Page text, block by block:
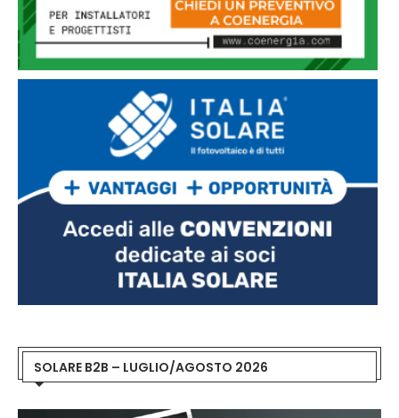
SOLARE B2B – LUGLIO/AGOSTO 2026